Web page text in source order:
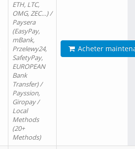
ETH, LTC,
OMG, ZEC…) /
Paysera
(EasyPay,
mBank,
Przelewy24,
SafetyPay,
EUROPEAN
Bank
Transfer) /
Payssion,
Giropay /
Local
Methods
(20+
Methods)
Acheter